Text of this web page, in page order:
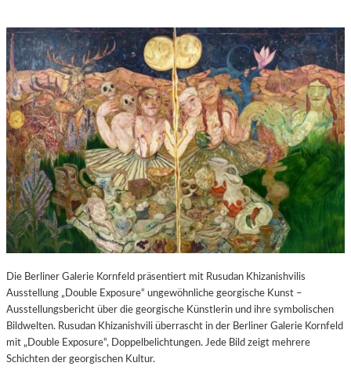
Die Berliner Galerie Kornfeld präsentiert mit Rusudan Khizanishvilis
Ausstellung „Double Exposure“ ungewöhnliche georgische Kunst –
Ausstellungsbericht über die georgische Künstlerin und ihre symbolischen
Bildwelten. Rusudan Khizanishvili überrascht in der Berliner Galerie Kornfeld
mit „Double Exposure“, Doppelbelichtungen. Jede Bild zeigt mehrere
Schichten der georgischen Kultur.